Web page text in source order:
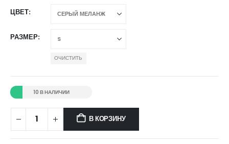
ЦВЕТ
РАЗМЕР
ОЧИСТИТЬ
10 В НАЛИЧИИ
В КОРЗИНУ